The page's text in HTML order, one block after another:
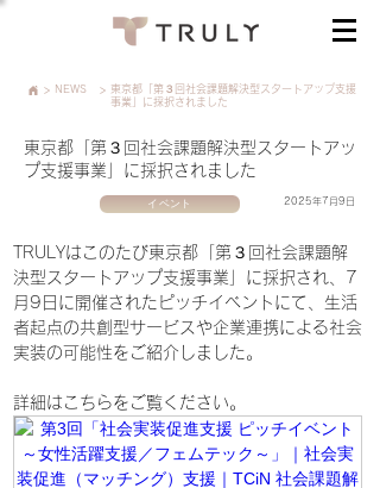
> NEWS > 東京都「第３回社会課題解決型スタートアップ支援
事業」に採択されました
東京都「第３回社会課題解決型スタートアッ
プ支援事業」に採択されました
イベント 2025年7月9日
TRULYはこのたび東京都「第３回社会課題解
決型スタートアップ支援事業」に採択され、7
月9日に開催されたピッチイベントにて、生活
者起点の共創型サービスや企業連携による社会
実装の可能性をご紹介しました。
詳細はこちらをご覧ください。